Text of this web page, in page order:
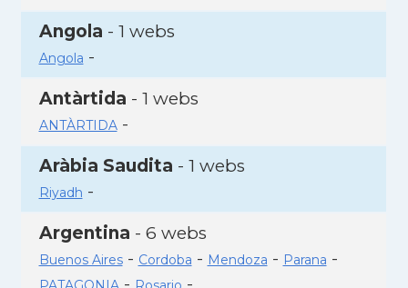
Angola - 1 webs
Angola -
Antàrtida - 1 webs
ANTÀRTIDA-
Aràbia Saudita - 1 webs
Riyadh -
Argentina - 6 webs
Buenos Aires- Cordoba - Mendoza - Parana -